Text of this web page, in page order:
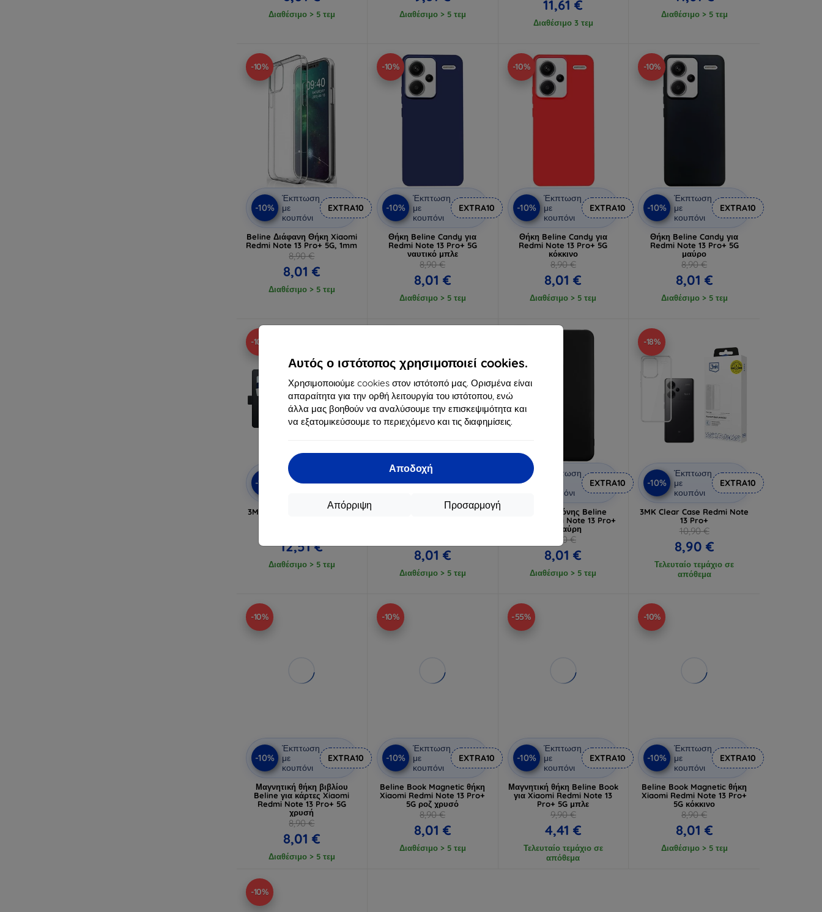
Αυτός ο ιστότοπος χρησιμοποιεί cookies.
Χρησιμοποιούμε cookies στον ιστότοπό μας. Ορισμένα είναι
απαραίτητα για την ορθή λειτουργία του ιστότοπου, ενώ
άλλα μας βοηθούν να αναλύσουμε την επισκεψιμότητα και
να εξατομικεύσουμε το περιεχόμενο και τις διαφημίσεις.
Αποδοχή
Προσαρμογή
Απόρριψη
Διαθέσιμο > 5 τεμ Διαθέσιμο > 5 τεμ
11,61 €
Διαθέσιμο 3 τεμ
Διαθέσιμο > 5 τεμ
-10%
-10%
Έκπτωση
με
κουπόνι
EXTRA10
Beline Διάφανη Θήκη Xiaomi
Redmi Note 13 Pro+ 5G, 1mm
8,90 €
8,01 €
Διαθέσιμο > 5 τεμ
-10%
-10%
Έκπτωση
με
κουπόνι
EXTRA10
Θήκη Beline Candy για
Redmi Note 13 Pro+ 5G
ναυτικό μπλε
8,90 €
8,01 €
Διαθέσιμο > 5 τεμ
-10%
-10%
Έκπτωση
με
κουπόνι
EXTRA10
Θήκη Beline Candy για
Redmi Note 13 Pro+ 5G
κόκκινο
8,90 €
8,01 €
Διαθέσιμο > 5 τεμ
-10%
-10%
Έκπτωση
με
κουπόνι
EXTRA10
Θήκη Beline Candy για
Redmi Note 13 Pro+ 5G
μαύρο
8,90 €
8,01 €
Διαθέσιμο > 5 τεμ
-10%
-10%
Έκπτωση
EXTRA10
3MK θήκη πορτοφόλι Redmi
12,51 €
Διαθέσιμο > 5 τεμ
-10%
Έκπτωση
με
EXTRA10
Beline Θήκη Σιλικόνης για
8,01 €
Διαθέσιμο > 5 τεμ
-10%
Έκπτωση
κουπόνι
EXTRA10
Θήκη σιλικόνης Beline
Xiaomi Redmi Note 13 Pro+
5G μαύρη
8,90 €
8,01 €
Διαθέσιμο > 5 τεμ
-18%
-10%
Έκπτωση
με
κουπόνι
EXTRA10
3MK Clear Case Redmi Note
13 Pro+
10,90 €
8,90 €
Τελευταίο τεμάχιο σε
απόθεμα
-10%
-10%
Έκπτωση
με
κουπόνι
EXTRA10
Μαγνητική θήκη βιβλίου
Beline για κάρτες Xiaomi
Redmi Note 13 Pro+ 5G
χρυσή
8,90 €
8,01 €
Διαθέσιμο > 5 τεμ
-10%
-10%
Έκπτωση
με
κουπόνι
EXTRA10
Beline Book Magnetic θήκη
Xiaomi Redmi Note 13 Pro+
5G ροζ χρυσό
8,90 €
8,01 €
Διαθέσιμο > 5 τεμ
-55%
-10%
Έκπτωση
με
κουπόνι
EXTRA10
Μαγνητική θήκη Beline Book
για Xiaomi Redmi Note 13
Pro+ 5G μπλε
9,90 €
4,41 €
Τελευταίο τεμάχιο σε
απόθεμα
-10%
-10%
Έκπτωση
με
κουπόνι
EXTRA10
Beline Book Magnetic θήκη
Xiaomi Redmi Note 13 Pro+
5G κόκκινο
8,90 €
8,01 €
Διαθέσιμο > 5 τεμ
-10%